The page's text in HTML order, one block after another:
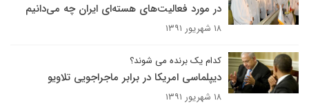
در مورد فعالیت‌های هسته‌ای ایران چه می‌دانیم
۱۸ شهریور ۱۳۹۱
کدام یک برنده می شوند؟
دیپلماسی امریکا در برابر ماجراجویی تلاویو
۱۸ شهریور ۱۳۹۱